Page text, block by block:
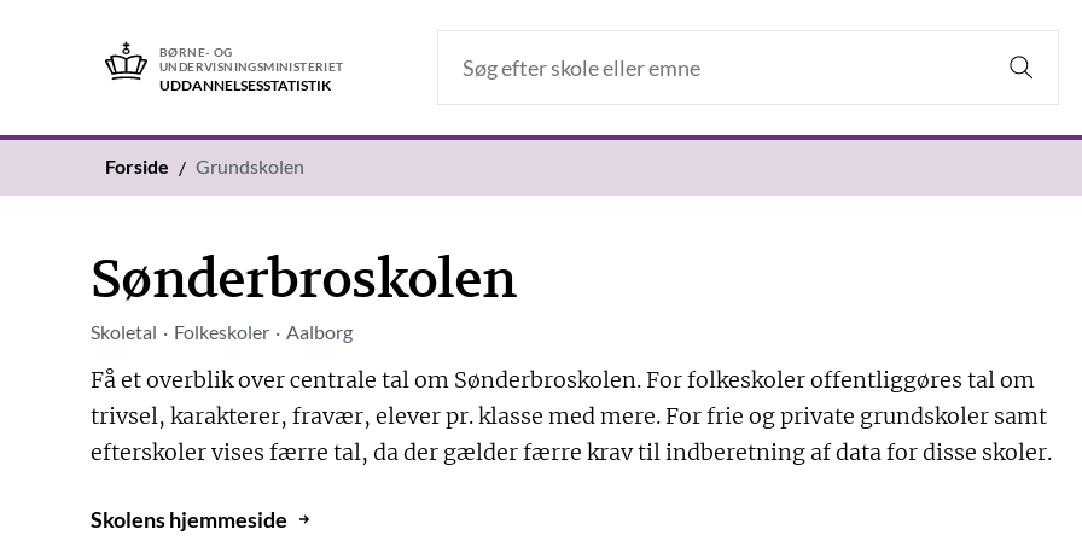
BØRNE- OG
UNDERVISNINGSMINISTERIET
UDDANNELSES­STATISTIK
Forside Grundskolen
Sønderbroskolen
Skoletal Folkeskoler Aalborg
Få et overblik over centrale tal om Sønderbroskolen. For folkeskoler offentliggøres tal om
trivsel, karakterer, fravær, elever pr. klasse med mere. For frie og private grundskoler samt
efterskoler vises færre tal, da der gælder færre krav til indberetning af data for disse skoler.
Skolens hjemmeside